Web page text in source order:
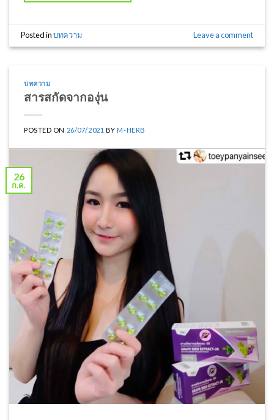
Posted inบทความ Leave a comment
บทความ
สารสกัดจากองุ่น
POSTED ON 26/07/2021 BYM-HERB
26
ก.ค.